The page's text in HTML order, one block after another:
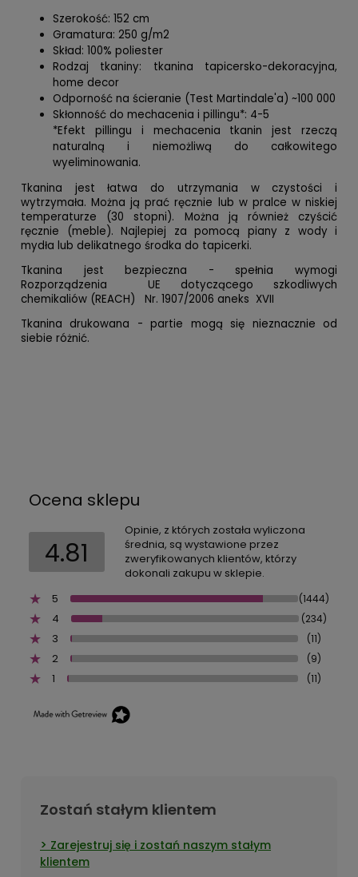
Szerokość: 152 cm
Gramatura: 250 g/m2
Skład: 100% poliester
Rodzaj tkaniny: tkanina tapicersko-dekoracyjna,
home decor
Odporność na ścieranie (Test Martindale'a) ~100 000
Skłonność do mechacenia i pillingu*: 4-5
*Efekt pillingu i mechacenia tkanin jest rzeczą
naturalną i niemożliwą do całkowitego
wyeliminowania.
Tkanina jest łatwa do utrzymania w czystości i
wytrzymała. Można ją prać ręcznie lub w pralce w niskiej
temperaturze (30 stopni). Można ją również czyścić
ręcznie (meble). Najlepiej za pomocą piany z wody i
mydła lub delikatnego środka do tapicerki.
Tkanina jest bezpieczna - spełnia wymogi
Rozporządzenia UE dotyczącego szkodliwych
chemikaliów (REACH) Nr. 1907/2006 aneks XVII
Tkanina drukowana - partie mogą się nieznacznie od
siebie różnić.
Ocena sklepu
4.81
Opinie, z których została wyliczona
średnia, są wystawione przez
zweryfikowanych klientów, którzy
dokonali zakupu w sklepie.
5
(1444)
4 (234)
3 (11)
2 (9)
1 (11)
Zostań stałym klientem
Zarejestruj się i zostań naszym stałym
klientem